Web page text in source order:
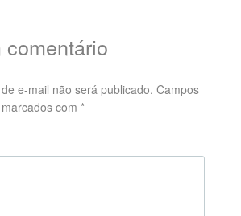
comentário
e-mail não será publicado. Campos
com *